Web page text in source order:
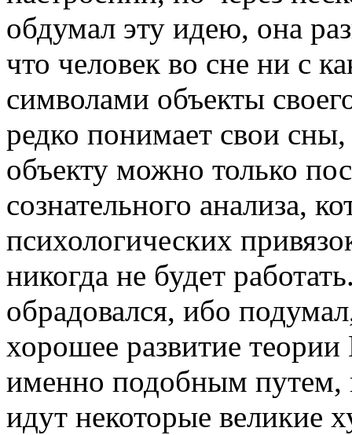
обдумал эту идею, она
что человек во сне ни с
символами объекты
редко понимает свои
объекту можно только
сознательного анализа,
психологических
никогда не будет
обрадовался, ибо
хорошее развитие
именно подобным путем,
идут некоторые великие